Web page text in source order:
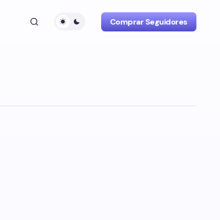
Comprar Seguidores